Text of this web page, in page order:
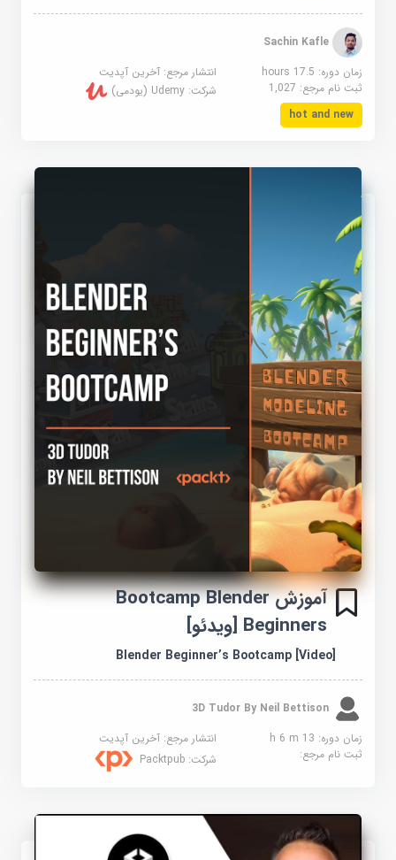
زمان دوره: 17.5 hours
انتشار مرجع:آخرین آپدیت
ثبت نام مرجع:1,027 شرکت:Udemy (یودمی)
hot and new
آموزش Bootcamp Blender
Beginners [ویدئو]
Blender Beginner’s Bootcamp [Video]
3D Tudor By Neil Bettison
زمان دوره: 13 h 6 m
انتشار مرجع:آخرین آپدیت
ثبت نام مرجع:
شرکت:Packtpub